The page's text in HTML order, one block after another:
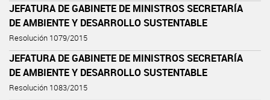
JEFATURA DE GABINETE DE MINISTROS SECRETARÍA
DE AMBIENTE Y DESARROLLO SUSTENTABLE
Resolución 1079/2015
JEFATURA DE GABINETE DE MINISTROS SECRETARÍA
DE AMBIENTE Y DESARROLLO SUSTENTABLE
Resolución 1083/2015